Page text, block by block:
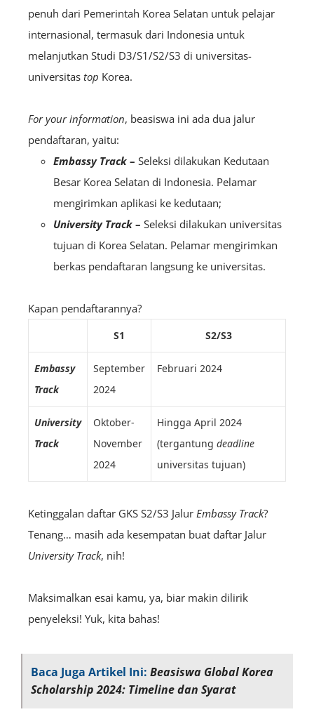
penuh dari Pemerintah Korea Selatan untuk pelajar
internasional, termasuk dari Indonesia untuk
melanjutkan Studi D3/S1/S2/S3 di universitas-
universitas top Korea.
For your information, beasiswa ini ada dua jalur
pendaftaran, yaitu:
Embassy Track – Seleksi dilakukan Kedutaan
Besar Korea Selatan di Indonesia. Pelamar
mengirimkan aplikasi ke kedutaan;
University Track – Seleksi dilakukan universitas
tujuan di Korea Selatan. Pelamar mengirimkan
berkas pendaftaran langsung ke universitas.
Kapan pendaftarannya?
S1 S2/S3
Embassy
Track
September
2024
Februari 2024
University
Track
Oktober-
November
2024
Hingga April 2024
(tergantung deadline
universitas tujuan)
Ketinggalan daftar GKS S2/S3 Jalur Embassy Track?
Tenang… masih ada kesempatan buat daftar Jalur
University Track, nih!
Maksimalkan esai kamu, ya, biar makin dilirik
penyeleksi! Yuk, kita bahas!
Baca Juga Artikel Ini: Beasiswa Global Korea
Scholarship 2024: Timeline dan Syarat